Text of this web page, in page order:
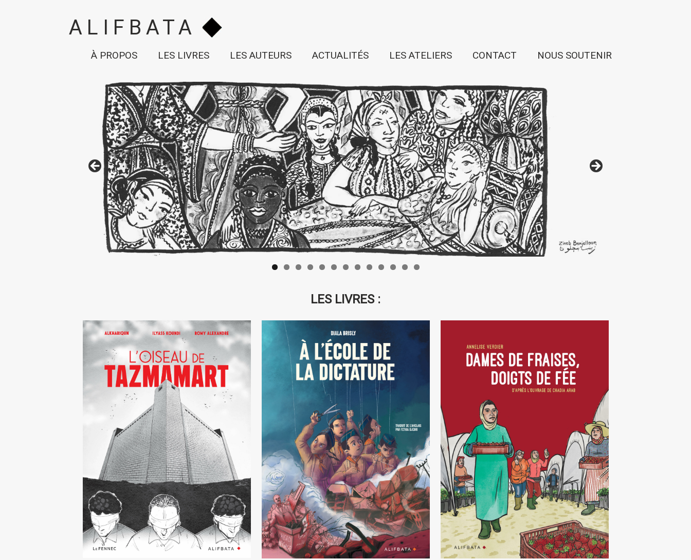
ALIFBATA
À PROPOS LES LIVRES LES AUTEURS ACTUALITÉS LES ATELIERS CONTACT NOUS SOUTENIR
LES LIVRES :
L’Oiseau de Tazmamart
« À l'école militaire, l'esprit critique n'existe
pas... Nous sommes des machines à exécuter
les ordres. »
A l’école de la dictature
Dames de fraises, doigts de
fée